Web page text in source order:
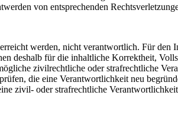
von entsprechenden
werden, nicht verantwortlich. Für
deshalb für die inhaltliche Korrektheit,
zivilrechtliche oder strafrechtliche
die eine Verantwortlichkeit neu
zivil- oder strafrechtliche